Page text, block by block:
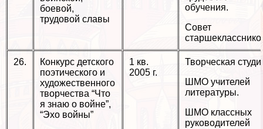
боевой,
трудовой славы
обучения.
Совет
26.
Конкурс детского
поэтического и
художественного
творчества “Что
я знаю о войне”,
“Эхо войны”
1 кв.
2005 г.
Творческая
ШМО учителей
литературы.
ШМО классных
руководителей